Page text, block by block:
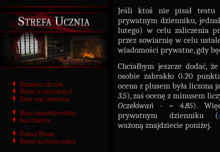
Strefa Ucznia
Dzienniki lekcyjne
Napisz do nauczyciela!
Zbiór prac domowych
Dodaj usprawiedliwienie
Sala chorych
Pobierz Devanę
Devana na przeglądarce
Jeśli ktoś nie pisał testu
prywatnym dzienniku,
lutego) w celu zaliczenia
przez sowiarnię w celu
wiadomości prywatne, gdy
Chciałbym jeszcze dodać,
osobie zabrakło 0.20
ocena z plusem była liczona
3.5), zaś ocenę z minusem
Oczekiwań - = 4.85).
prywatnym dzienniku (
ważoną znajdziecie poniżej.